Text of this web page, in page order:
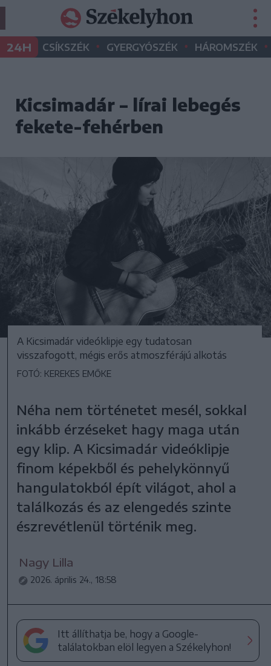
24H CSÍKSZÉK • GYERGYÓSZÉK • HÁROMSZÉK •
Kicsimadár – lírai lebegés
fekete-fehérben
A Kicsimadár videóklipje egy tudatosan
visszafogott, mégis erős atmoszférájú alkotás
FOTÓ: KEREKES EMŐKE
Néha nem történetet mesél, sokkal
inkább érzéseket hagy maga után
egy klip. A Kicsimadár videóklipje
finom képekből és pehelykönnyű
hangulatokból épít világot, ahol a
találkozás és az elengedés szinte
észrevétlenül történik meg.
Nagy Lilla
2026. április 24., 18:58
Itt állíthatja be, hogy a Google-
találatokban elöl legyen a Székelyhon!